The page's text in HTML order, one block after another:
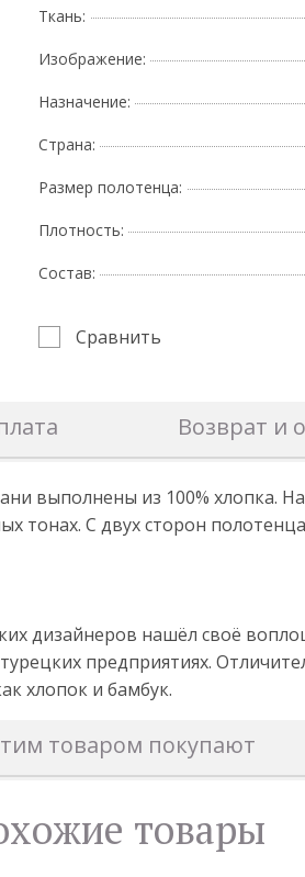
Ткань:
Изображение:
Назначение:
Страна:
Размер полотенца:
Плотность:
Состав:
Сравнить
Возврат и
выполнены из 100% хлопка.
тонах. С двух сторон
дизайнеров нашёл своё
предприятиях.
хлопок и бамбук.
товаром покупают
товары